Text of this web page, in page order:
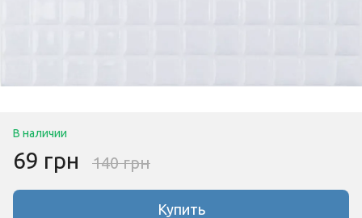
В наличии
69 грн 140 грн
Купить